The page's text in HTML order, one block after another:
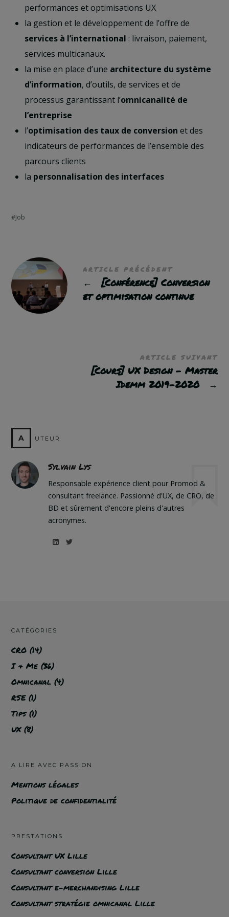
performances et optimisations UX
la gestion et le développement de l’offre de
services à l’international : livraison, paiement,
services multicanaux.
la mise en place d’une architecture du système
d’information, d’outils, de services et de
processus garantissant l’omnicanalité de
l’entreprise
l’optimisation des taux de conversion et des
indicateurs de performances de l’ensemble des
parcours clients
la personnalisation des interfaces
Job
ARTICLE PRÉCÉDENT
←
[Conférence] Conversion
et optimisation continue
ARTICLE SUIVANT
[Cours] UX Design – Master
Idemm 2019-2020
→
A UTEUR
Sylvain Lys
Responsable expérience client pour Promod &
consultant freelance. Passionné d'UX, de CRO, de
BD et sûrement d'encore pleins d'autres
acronymes.
CATÉGORIES
CRO (14)
I & Me (36)
Omnicanal (4)
RSE(1)
Tips(1)
UX(8)
A LIRE AVEC PASSION
Mentions légales
Politique de confidentialité
PRESTATIONS
Consultant UX Lille
Consultant conversion Lille
Consultant e-merchandising Lille
Consultant stratégie omnicanal Lille